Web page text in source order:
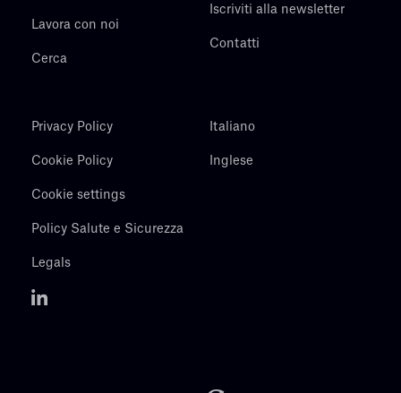
Lavora con noi
Cerca
Iscriviti alla newsletter
Contatti
Privacy Policy
Cookie Policy
Cookie settings
Policy Salute e Sicurezza
Legals
Italiano
Inglese